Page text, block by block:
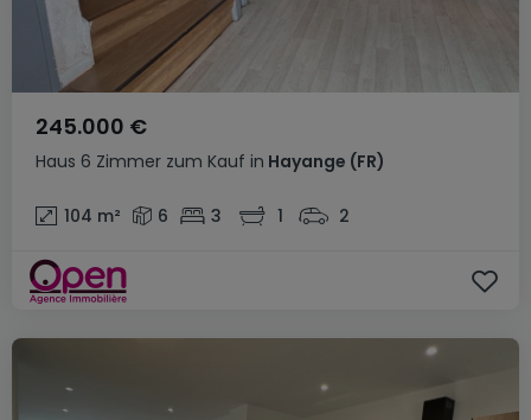
Haus 6 Zimmer zum Kauf in Hayange (FR)
245.000 €
104 m² 6 3 1 2